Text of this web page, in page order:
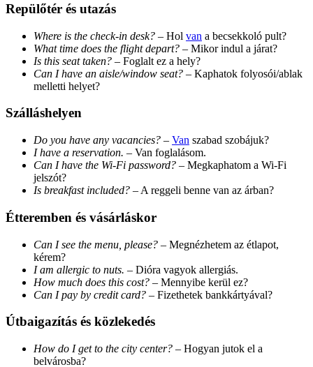
Repülőtér és utazás
Where is the check-in desk? – Hol van a becsekkoló pult?
What time does the flight depart? – Mikor indul a járat?
Is this seat taken? – Foglalt ez a hely?
Can I have an aisle/window seat? – Kaphatok folyosói/ablak
melletti helyet?
Szálláshelyen
Do you have any vacancies? – Van szabad szobájuk?
I have a reservation. – Van foglalásom.
Can I have the Wi-Fi password? – Megkaphatom a Wi-Fi
jelszót?
Is breakfast included? – A reggeli benne van az árban?
Étteremben és vásárláskor
Can I see the menu, please? – Megnézhetem az étlapot,
kérem?
I am allergic to nuts. – Dióra vagyok allergiás.
How much does this cost? – Mennyibe kerül ez?
Can I pay by credit card? – Fizethetek bankkártyával?
Útbaigazítás és közlekedés
How do I get to the city center? – Hogyan jutok el a
belvárosba?